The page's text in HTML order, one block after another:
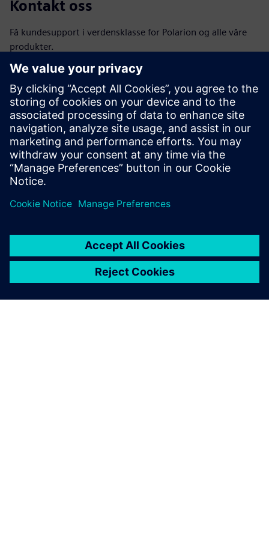
Kontakt oss
Få kundesupport i verdensklasse for Polarion og alle våre
produkter.
Kontakt oss
Få tilgang til opplæring
Finn treninger for Polarion og andre produkter.
Finn klasser